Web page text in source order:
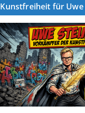
Kunstfreiheit für Uwe